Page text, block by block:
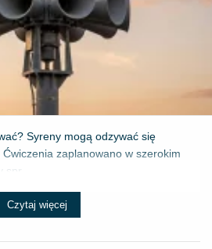
Syreny mogą odzywać się
zaplanowano w szerokim
Czytaj więcej